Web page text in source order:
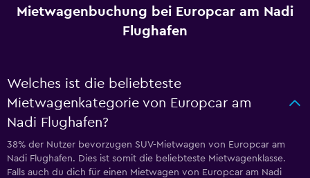
Mietwagenbuchung bei Europcar am Nadi
Flughafen
Welches ist die beliebteste
Mietwagenkategorie von Europcar am
Nadi Flughafen?
38% der Nutzer bevorzugen SUV-Mietwagen von Europcar am
Nadi Flughafen. Dies ist somit die beliebteste Mietwagenklasse.
Falls auch du dich für einen Mietwagen von Europcar am Nadi